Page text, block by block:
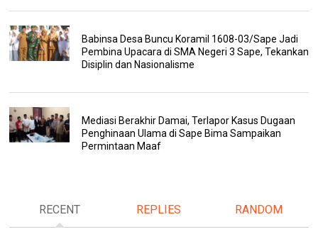
Babinsa Desa Buncu Koramil 1608-03/Sape Jadi
Pembina Upacara di SMA Negeri 3 Sape, Tekankan
Disiplin dan Nasionalisme
Mediasi Berakhir Damai, Terlapor Kasus Dugaan
Penghinaan Ulama di Sape Bima Sampaikan
Permintaan Maaf
RECENT REPLIES RANDOM